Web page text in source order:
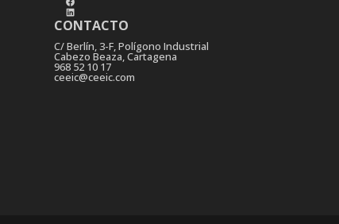
LinkedIn
CONTACTO
C/ Berlín, 3-F, Polígono Industrial
Cabezo Beaza, Cartagena
968 52 10 17
ceeic@ceeic.com